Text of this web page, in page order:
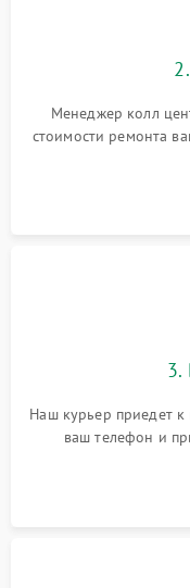
Менеджер колл
стоимости ремонта
3.
Наш курьер приедет
ваш телефон и